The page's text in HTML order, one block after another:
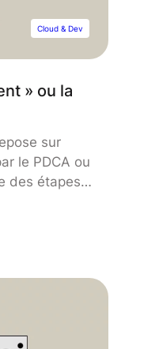
Cloud & Dev
» ou la
sur
le PDCA ou
des étapes
(ou
Driven
mettre en